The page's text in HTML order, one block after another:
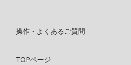
操作・よくあるご質問
TOPページ